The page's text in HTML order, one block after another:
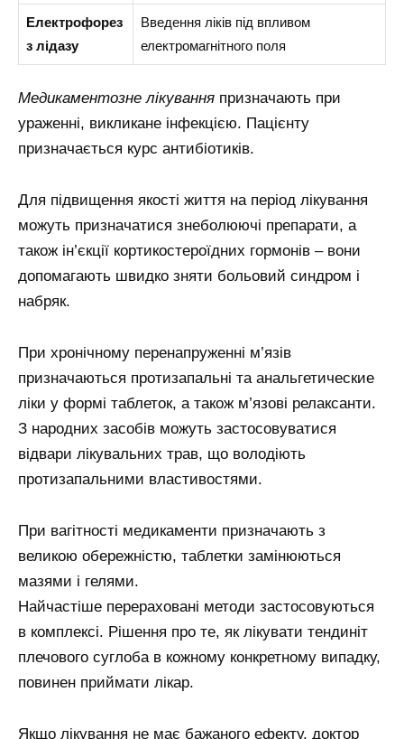
Електрофорез
з лідазу
Введення ліків під впливом
електромагнітного поля
Медикаментозне лікування призначають при
ураженні, викликане інфекцією. Пацієнту
призначається курс антибіотиків.
Для підвищення якості життя на період лікування
можуть призначатися знеболюючі препарати, а
також ін’єкції кортикостероїдних гормонів – вони
допомагають швидко зняти больовий синдром і
набряк.
При хронічному перенапруженні м’язів
призначаються протизапальні та анальгетические
ліки у формі таблеток, а також м’язові релаксанти.
З народних засобів можуть застосовуватися
відвари лікувальних трав, що володіють
протизапальними властивостями.
При вагітності медикаменти призначають з
великою обережністю, таблетки замінюються
мазями і гелями.
Найчастіше перераховані методи застосовуються
в комплексі. Рішення про те, як лікувати тендиніт
плечового суглоба в кожному конкретному випадку,
повинен приймати лікар.
Якщо лікування не має бажаного ефекту, доктор